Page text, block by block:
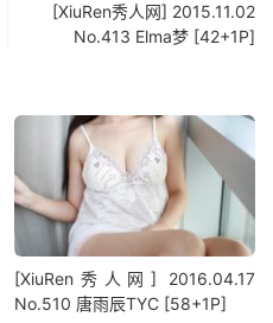
[XiuRen秀人网] 2015.11.02
No.413 Elma梦 [42+1P]
[XiuRen秀人网] 2016.04.17
No.510 唐雨辰TYC [58+1P]